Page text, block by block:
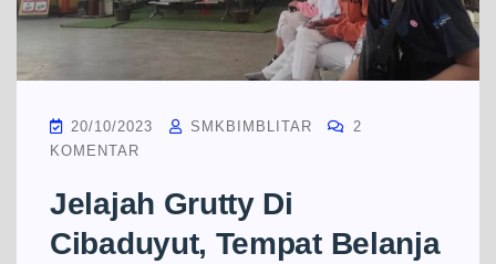
20/10/2023 SMKBIMBLITAR
2
KOMENTAR
Jelajah Grutty Di
Cibaduyut, Tempat Belanja